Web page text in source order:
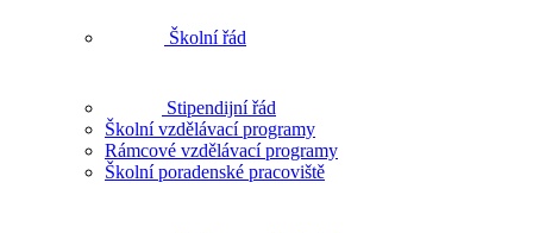
Školní řád
Stipendijní řád
Školní vzdělávací programy
Rámcové vzdělávací programy
Školní poradenské pracoviště